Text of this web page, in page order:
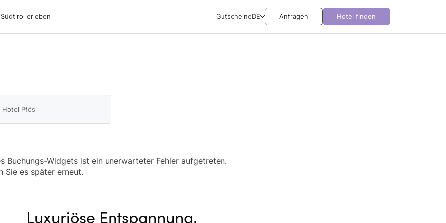
Südtirol erleben GutscheineDE Anfragen Hotel finden
Hotel Pfösl
Buchungs-Widgets ist ein unerwarteter Fehler aufgetreten.
Sie es später erneut.
Luxuriöse Entspannung,